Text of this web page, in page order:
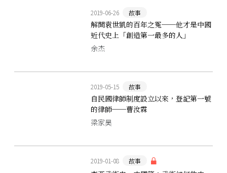
2019-06-26 故事
解開袁世凱的百年之冤──他才是中國
近代史上「創造第一最多的人」
余杰
2019-05-15 故事
自民國律師制度設立以來，登記第一號
的律師──曹汝霖
梁家昊
2019-01-08 故事